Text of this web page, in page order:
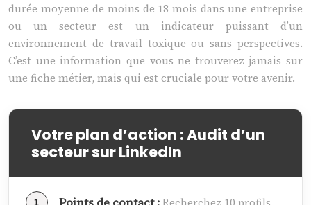
durée moyenne de moins de 18 mois dans une entreprise
ou un secteur est un indicateur puissant d’un
environnement de travail toxique ou sans perspectives.
C’est une information que vous ne trouverez jamais sur
une fiche métier, mais qui est cruciale pour votre avenir.
Votre plan d’action : Audit d’un
secteur sur LinkedIn